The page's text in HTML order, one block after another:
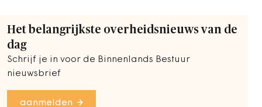
Het belangrijkste overheidsnieuws van de
dag
Schrijf je in voor de Binnenlands Bestuur
nieuwsbrief
aanmelden